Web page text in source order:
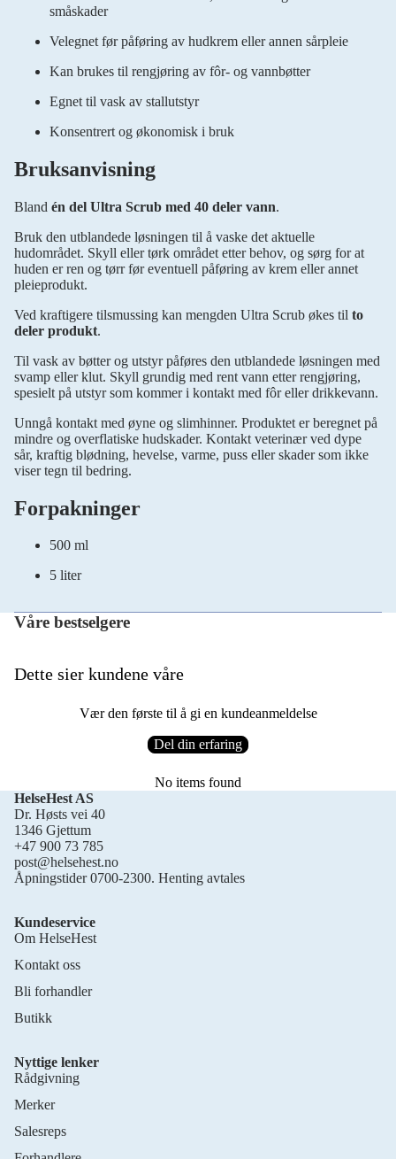
småskader
Velegnet før påføring av hudkrem eller annen sårpleie
Kan brukes til rengjøring av fôr- og vannbøtter
Egnet til vask av stallutstyr
Konsentrert og økonomisk i bruk
Bruksanvisning
Bland én del Ultra Scrub med 40 deler vann.
Bruk den utblandede løsningen til å vaske det aktuelle
hudområdet. Skyll eller tørk området etter behov, og sørg for at
huden er ren og tørr før eventuell påføring av krem eller annet
pleieprodukt.
Ved kraftigere tilsmussing kan mengden Ultra Scrub økes til to
deler produkt.
Til vask av bøtter og utstyr påføres den utblandede løsningen med
svamp eller klut. Skyll grundig med rent vann etter rengjøring,
spesielt på utstyr som kommer i kontakt med fôr eller drikkevann.
Unngå kontakt med øyne og slimhinner. Produktet er beregnet på
mindre og overflatiske hudskader. Kontakt veterinær ved dype
sår, kraftig blødning, hevelse, varme, puss eller skader som ikke
viser tegn til bedring.
Forpakninger
500 ml
5 liter
Våre bestselgere
Dette sier kundene våre
Vær den første til å gi en kundeanmeldelse
Del din erfaring
No items found
HelseHest AS
Dr. Høsts vei 40
1346 Gjettum
+47 900 73 785
post@helsehest.no
Åpningstider 0700-2300. Henting avtales
Kundeservice
Om HelseHest
Kontakt oss
Bli forhandler
Butikk
Nyttige lenker
Rådgivning
Merker
Salesreps